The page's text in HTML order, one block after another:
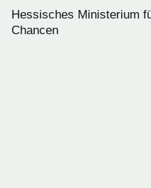
Hessisches Ministerium
Chancen